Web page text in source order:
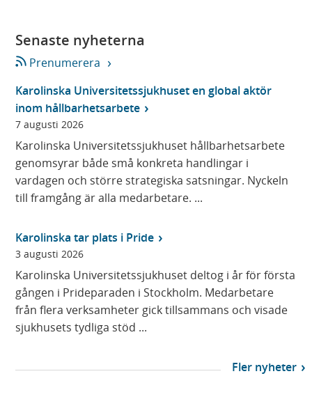
Senaste nyheterna
Prenumerera
Karolinska Universitetssjukhuset en global aktör
inom hållbarhetsarbete
7 augusti 2026
Karolinska Universitetssjukhuset hållbarhetsarbete
genomsyrar både små konkreta handlingar i
vardagen och större strategiska satsningar. Nyckeln
till framgång är alla medarbetare. ...
Karolinska tar plats i Pride
3 augusti 2026
Karolinska Universitetssjukhuset deltog i år för första
gången i Prideparaden i Stockholm. Medarbetare
från flera verksamheter gick tillsammans och visade
sjukhusets tydliga stöd ...
Fler nyheter